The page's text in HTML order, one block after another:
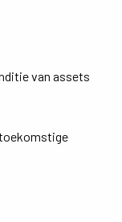
van assets